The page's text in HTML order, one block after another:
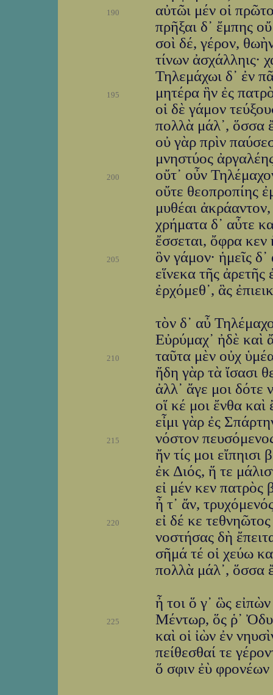
190
αὐτῶι μέν οἱ
πρῆξαι δ᾽ ἔμπης
σοὶ δέ, γέρον,
τίνων ἀσχάλληις·
Τηλεμάχωι δ᾽ ἐν
195
μητέρα ἣν ἐς
οἱ δὲ γάμον
πολλὰ μάλ᾽, ὅσσα
οὐ γὰρ πρὶν
μνηστύος
200
οὔτ᾽ οὖν
οὔτε θεοπροπίης
μυθέαι
χρήματα δ᾽ αὖτε
ἔσσεται, ὄφρα κεν
205
ὃν γάμον· ἡμεῖς
εἵνεκα τῆς ἀρετῆς
ἐρχόμεθ᾽, ἃς
τὸν δ᾽ αὖ
Εὐρύμαχ᾽ ἠδὲ καὶ
210
ταῦτα μὲν οὐχ
ἤδη γὰρ τὰ ἴσασι
ἀλλ᾽ ἄγε μοι δότε
οἵ κέ μοι ἔνθα
εἶμι γὰρ ἐς
215
νόστον
ἤν τίς μοι
ἐκ Διός, ἥ τε
εἰ μέν κεν πατρὸς
ἦ τ᾽ ἄν,
220
εἰ δέ κε
νοστήσας δὴ
σῆμά τέ οἱ χεύω
πολλὰ μάλ᾽, ὅσσα
ἦ τοι ὅ γ᾽ ὣς
225
Μέντωρ, ὅς ῥ᾽
καὶ οἱ ἰὼν ἐν
πείθεσθαί τε
ὅ σφιν ἐὺ φρονέων